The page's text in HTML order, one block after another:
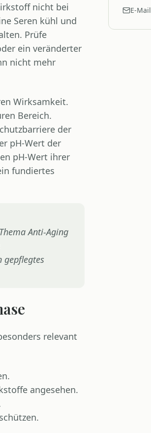
nicht bei
Seren kühl und
Prüfe
ein veränderter
nicht mehr
Wirksamkeit.
Bereich.
der
pH-Wert der
pH-Wert ihrer
fundiertes
Anti-Aging
gepflegtes
relevant
angesehen.
E-Mail